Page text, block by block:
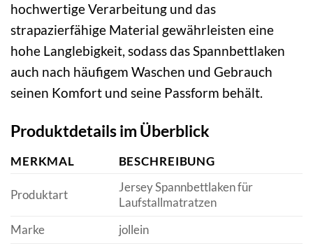
hochwertige Verarbeitung und das
strapazierfähige Material gewährleisten eine
hohe Langlebigkeit, sodass das Spannbettlaken
auch nach häufigem Waschen und Gebrauch
seinen Komfort und seine Passform behält.
Produktdetails im Überblick
MERKMAL BESCHREIBUNG
Produktart
Jersey Spannbettlaken für
Laufstallmatratzen
Marke
jollein